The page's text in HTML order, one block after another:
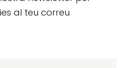
al teu correu